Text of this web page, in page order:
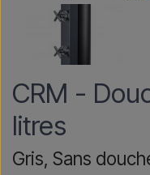
CRM -
litres
Gris, Sans